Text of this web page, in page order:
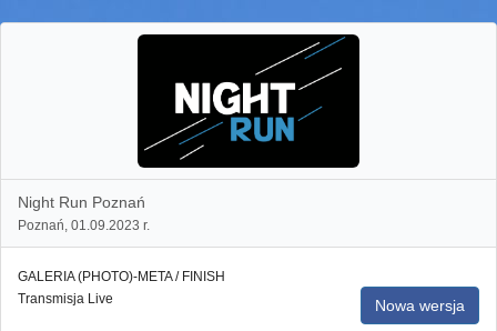
Night Run Poznań
Poznań, 01.09.2023 r.
GALERIA (PHOTO)-META / FINISH
Transmisja Live
Nowa wersja